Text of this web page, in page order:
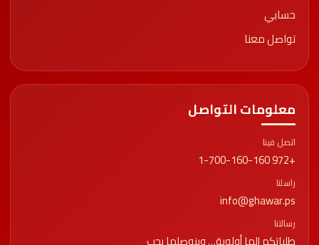
حسابي
تواصل معنا
معلومات التواصل
اتصل فينا
+972 1-700-160-160
راسلنا
info@ghawar.ps
رسالتنا
طلباتكم إلها أولوية… وبنوصلها بحب